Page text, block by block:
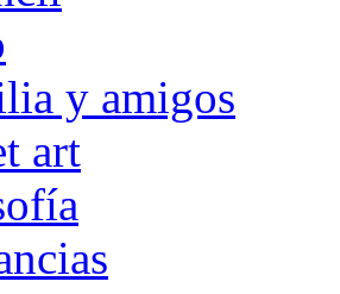
y amigos
art